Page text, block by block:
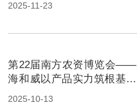
2025-11-23
第22届南方农资博览会——
海和威以产品实力筑根基，
合作共赢启新程！
2025-10-13